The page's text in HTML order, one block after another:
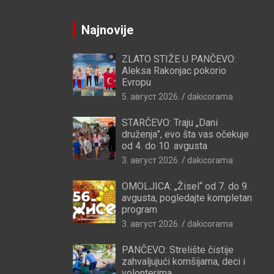
Najnovije
ZLATO STIŽE U PANČEVO:
Aleksa Rakonjac pokorio
Evropu
5. август 2026. dakicorama
STARČEVO: Traju „Dani
druženja”, evo šta vas očekuje
od 4. do 10. avgusta
3. август 2026. dakicorama
OMOLJICA: „Žisel“ od 7. do 9.
avgusta, pogledajte kompletan
program
3. август 2026. dakicorama
PANČEVO: Strelište čistije
zahvaljujući komšijama, deci i